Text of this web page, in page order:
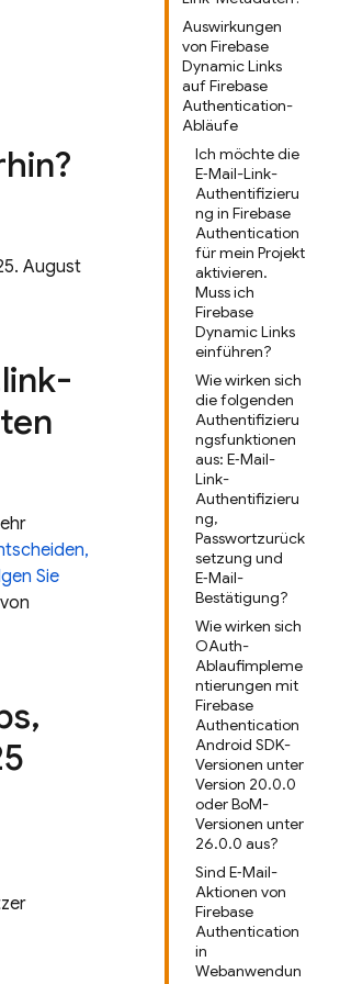
Auswirkungen
von Firebase
Dynamic Links
auf Firebase
Authentication-
Abläufe
Ich möchte die
E‑Mail-Link-
Authentifizieru
ng in Firebase
Authentication
für mein Projekt
aktivieren.
Muss ich
Firebase
Dynamic Links
einführen?
Wie wirken sich
die folgenden
Authentifizieru
ngsfunktionen
aus: E‑Mail-
Link-
Authentifizieru
ng,
Passwortzurück
setzung und
E‑Mail-
Bestätigung?
Wie wirken sich
OAuth-
Ablaufimpleme
ntierungen mit
Firebase
Authentication
Android SDK-
Versionen unter
Version 20.0.0
oder BoM-
Versionen unter
26.0.0 aus?
Sind E‑Mail-
Aktionen von
Firebase
Authentication
in
Webanwendun
August
link-
Sie
,